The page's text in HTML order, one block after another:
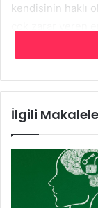
kendisinin haklı
birinin sürekli
ya da eşiniz ile
çözümleyebiliriz
ilişkinizde ki
sevgiliniz sizden
çalışan olmak
zaman kazanan
İlgili